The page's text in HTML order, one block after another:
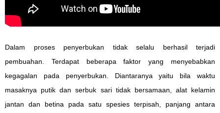
Dalam proses penyerbukan tidak selalu berhasil terjadi
pembuahan. Terdapat beberapa faktor yang menyebabkan
kegagalan pada penyerbukan. Diantaranya yaitu bila waktu
masaknya putik dan serbuk sari tidak bersamaan, alat kelamin
jantan dan betina pada satu spesies terpisah, panjang antara